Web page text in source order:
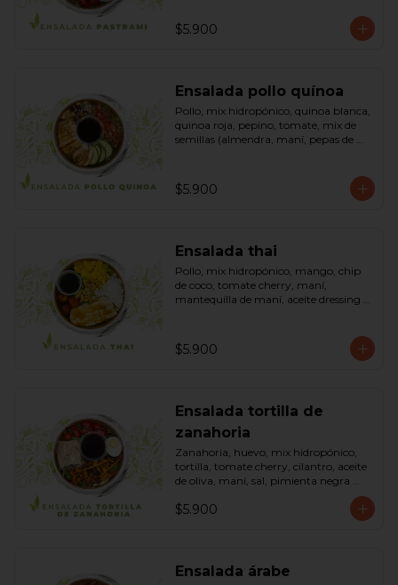
(vinagre de vino blanco, azúcar,
mostaza). Bowl.
$5.900
Ensalada pollo quínoa
Pollo, mix hidropónico, quinoa blanca,
quinoa roja, pepino, tomate, mix de
semillas (almendra, maní, pepas de
mostaza (salsa de soya, azúcar, limón,
aceite de sésamo y mostaza). Bowl.
$5.900
Ensalada thai
Pollo, mix hidropónico, mango, chip
de coco, tomate cherry, maní,
mantequilla de maní, aceite dressing
$5.900
Ensalada tortilla de
zanahoria
Zanahoria, huevo, mix hidropónico,
tortilla, tomate cherry, cilantro, aceite
de oliva, maní, sal, pimienta negra
soya, azúcar, limón, aceite de sésamo
$5.900
Ensalada árabe